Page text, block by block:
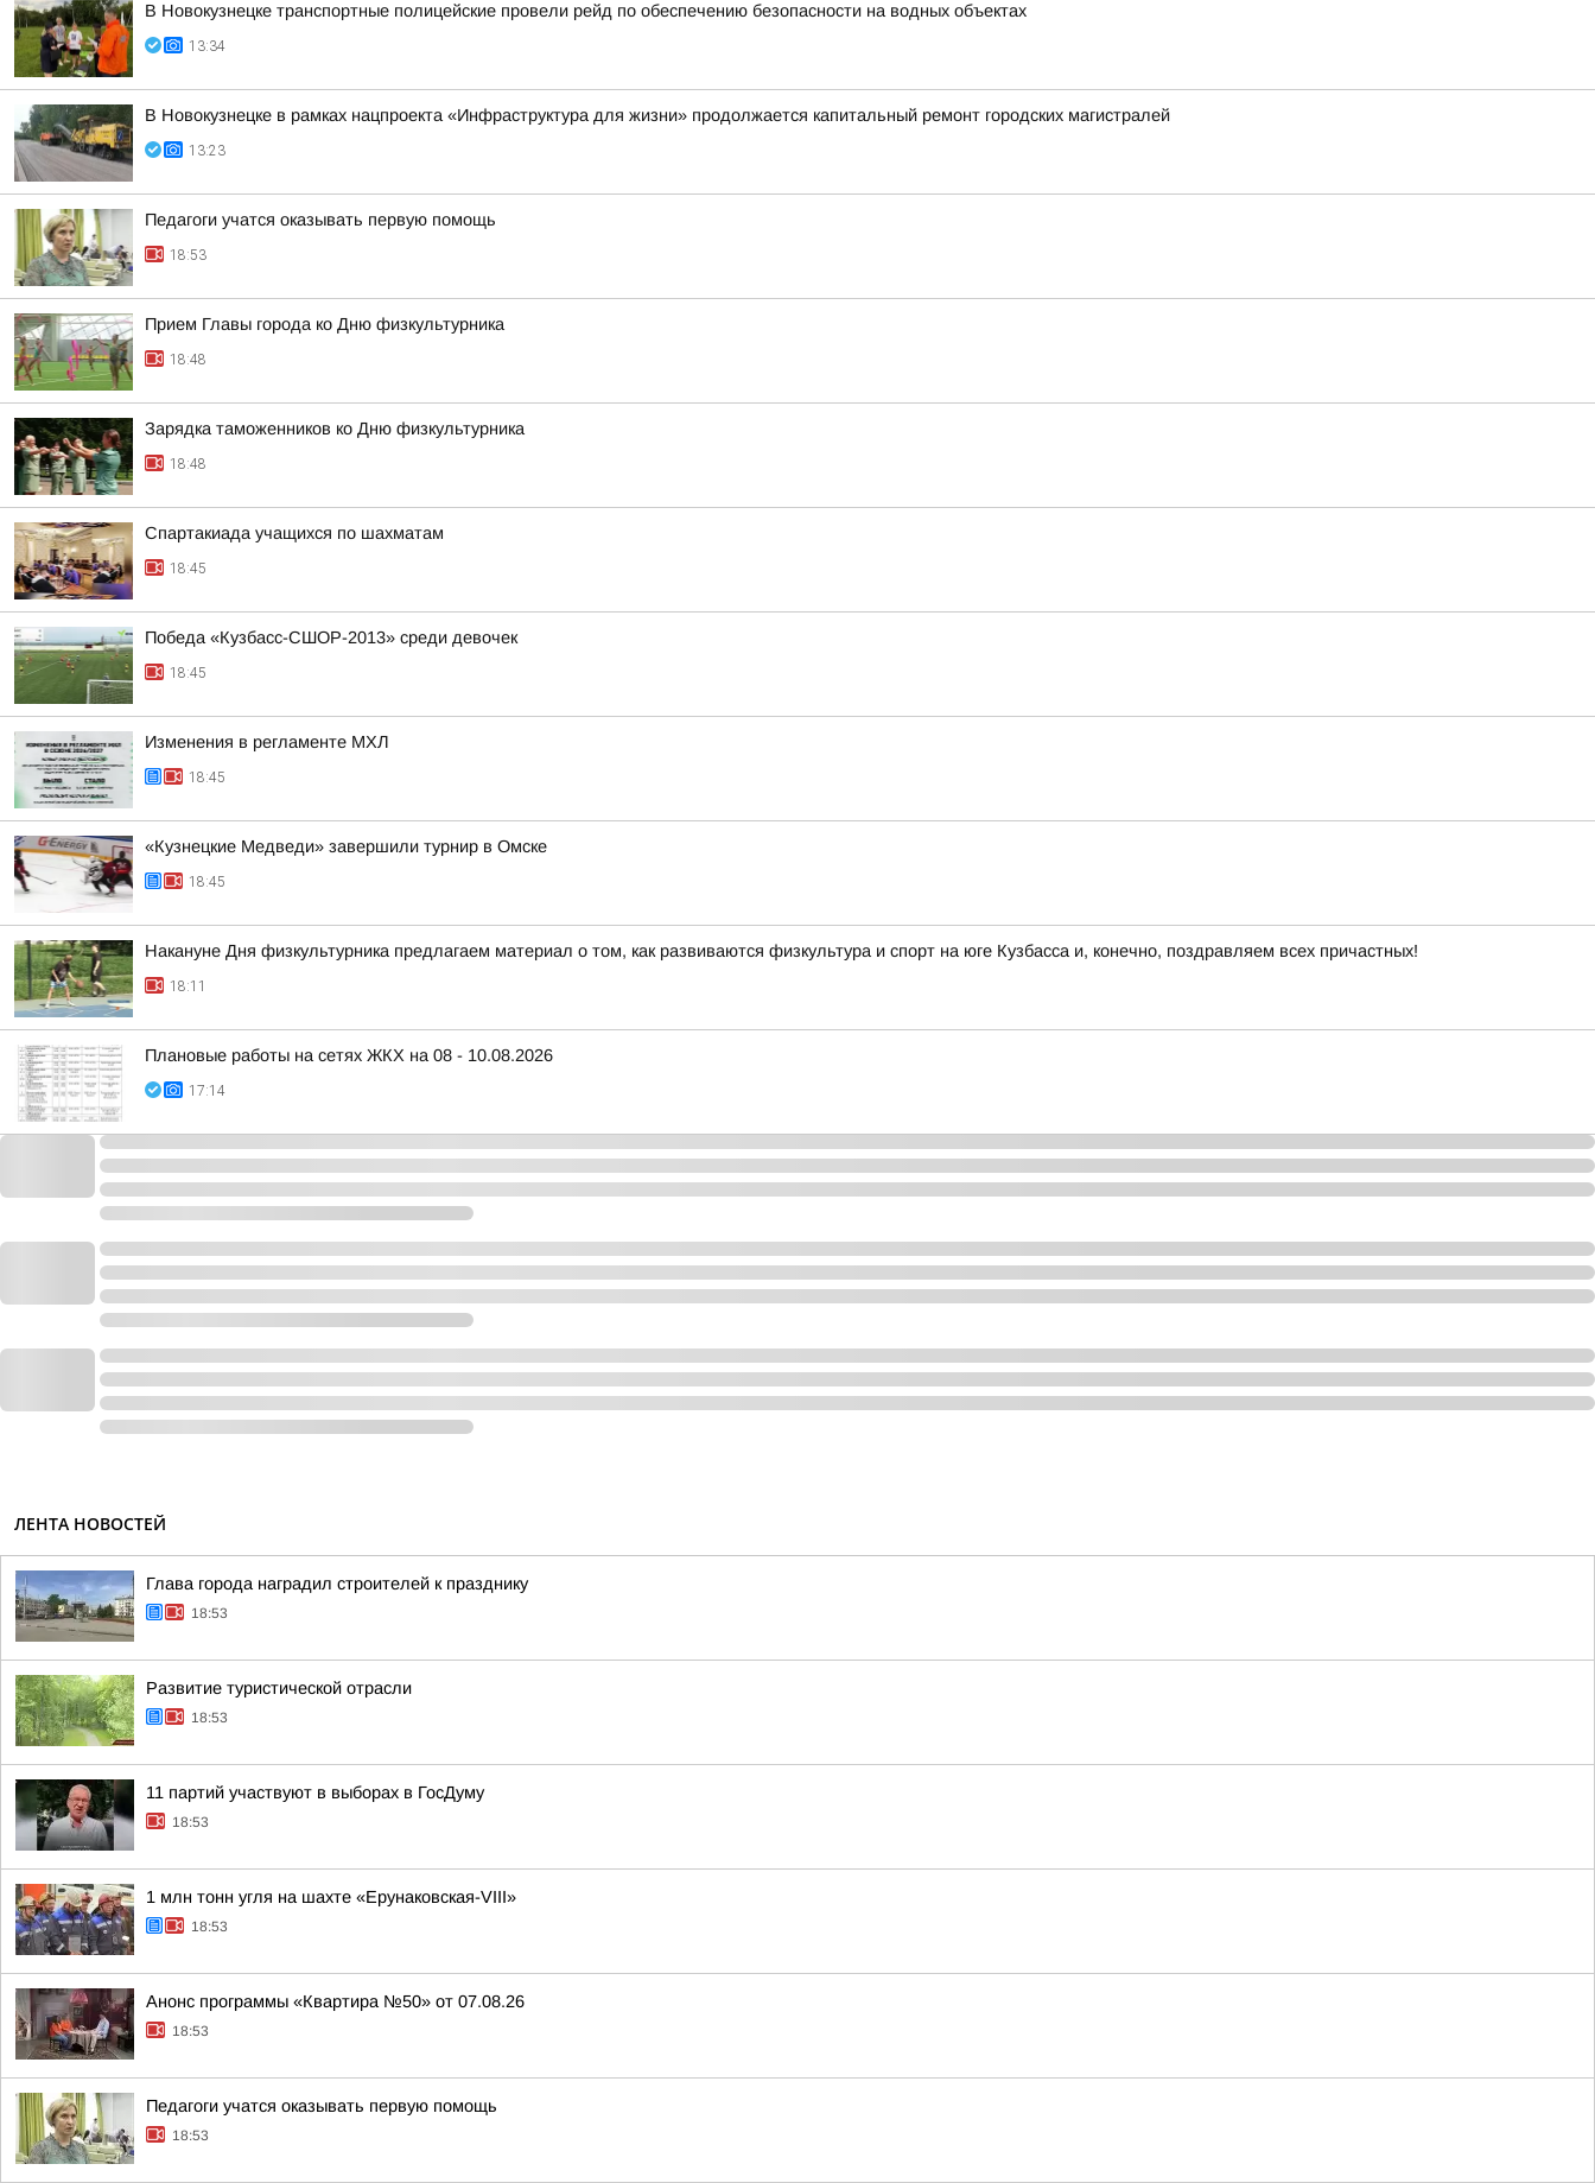
В Новокузнецке транспортные полицейские провели рейд по обеспечению безопасности на водных объектах
13:34
В Новокузнецке в рамках нацпроекта «Инфраструктура для жизни» продолжается капитальный ремонт городских магистралей
13:23
Педагоги учатся оказывать первую помощь
18:53
Прием Главы города ко Дню физкультурника
18:48
Зарядка таможенников ко Дню физкультурника
18:48
Спартакиада учащихся по шахматам
18:45
Победа «Кузбасс-СШОР-2013» среди девочек
18:45
Изменения в регламенте МХЛ
18:45
«Кузнецкие Медведи» завершили турнир в Омске
18:45
Накануне Дня физкультурника предлагаем материал о том, как развиваются физкультура и спорт на юге Кузбасса и, конечно, поздравляем всех причастных!
18:11
Плановые работы на сетях ЖКХ на 08 - 10.08.2026
17:14
ЛЕНТА НОВОСТЕЙ
Глава города наградил строителей к празднику
18:53
Развитие туристической отрасли
18:53
11 партий участвуют в выборах в ГосДуму
18:53
1 млн тонн угля на шахте «Ерунаковская-VIII»
18:53
Анонс программы «Квартира №50» от 07.08.26
18:53
Педагоги учатся оказывать первую помощь
18:53